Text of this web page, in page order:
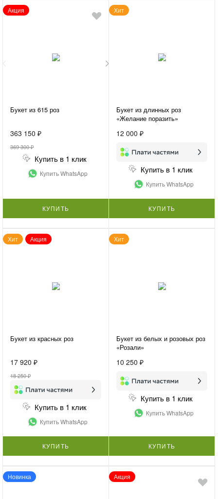
Акция
Букет из 615 роз
363 150 ₽
369 300 ₽
Купить в 1 клик
Купить WhatsApp
КУПИТЬ
Хит
Букет из длинных роз
«Желание поразить»
12 000 ₽
Купить в 1 клик
Купить WhatsApp
КУПИТЬ
Хит Акция
Букет из красных роз
17 920 ₽
18 250 ₽
Купить в 1 клик
Купить WhatsApp
КУПИТЬ
Хит
Букет из белых и розовых роз
«Розали»
10 250 ₽
Купить в 1 клик
Купить WhatsApp
КУПИТЬ
Новинка Акция